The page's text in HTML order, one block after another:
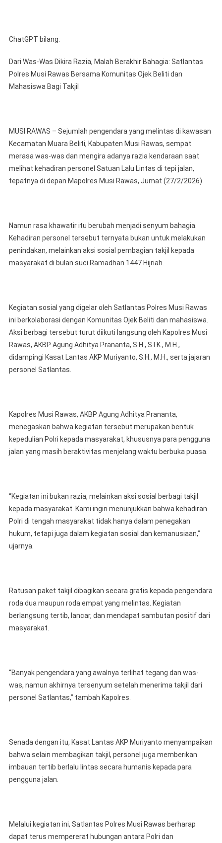
ChatGPT bilang:
Dari Was-Was Dikira Razia, Malah Berakhir Bahagia: Satlantas
Polres Musi Rawas Bersama Komunitas Ojek Beliti dan
Mahasiswa Bagi Takjil
MUSI RAWAS – Sejumlah pengendara yang melintas di kawasan
Kecamatan Muara Beliti, Kabupaten Musi Rawas, sempat
merasa was-was dan mengira adanya razia kendaraan saat
melihat kehadiran personel Satuan Lalu Lintas di tepi jalan,
tepatnya di depan Mapolres Musi Rawas, Jumat (27/2/2026).
Namun rasa khawatir itu berubah menjadi senyum bahagia.
Kehadiran personel tersebut ternyata bukan untuk melakukan
penindakan, melainkan aksi sosial pembagian takjil kepada
masyarakat di bulan suci Ramadhan 1447 Hijriah.
Kegiatan sosial yang digelar oleh Satlantas Polres Musi Rawas
ini berkolaborasi dengan Komunitas Ojek Beliti dan mahasiswa.
Aksi berbagi tersebut turut diikuti langsung oleh Kapolres Musi
Rawas, AKBP Agung Adhitya Prananta, S.H., S.I.K., M.H.,
didampingi Kasat Lantas AKP Muriyanto, S.H., M.H., serta jajaran
personel Satlantas.
Kapolres Musi Rawas, AKBP Agung Adhitya Prananta,
menegaskan bahwa kegiatan tersebut merupakan bentuk
kepedulian Polri kepada masyarakat, khususnya para pengguna
jalan yang masih beraktivitas menjelang waktu berbuka puasa.
“Kegiatan ini bukan razia, melainkan aksi sosial berbagi takjil
kepada masyarakat. Kami ingin menunjukkan bahwa kehadiran
Polri di tengah masyarakat tidak hanya dalam penegakan
hukum, tetapi juga dalam kegiatan sosial dan kemanusiaan,”
ujarnya.
Ratusan paket takjil dibagikan secara gratis kepada pengendara
roda dua maupun roda empat yang melintas. Kegiatan
berlangsung tertib, lancar, dan mendapat sambutan positif dari
masyarakat.
“Banyak pengendara yang awalnya terlihat tegang dan was-
was, namun akhirnya tersenyum setelah menerima takjil dari
personel Satlantas,” tambah Kapolres.
Senada dengan itu, Kasat Lantas AKP Muriyanto menyampaikan
bahwa selain membagikan takjil, personel juga memberikan
imbauan tertib berlalu lintas secara humanis kepada para
pengguna jalan.
Melalui kegiatan ini, Satlantas Polres Musi Rawas berharap
dapat terus mempererat hubungan antara Polri dan